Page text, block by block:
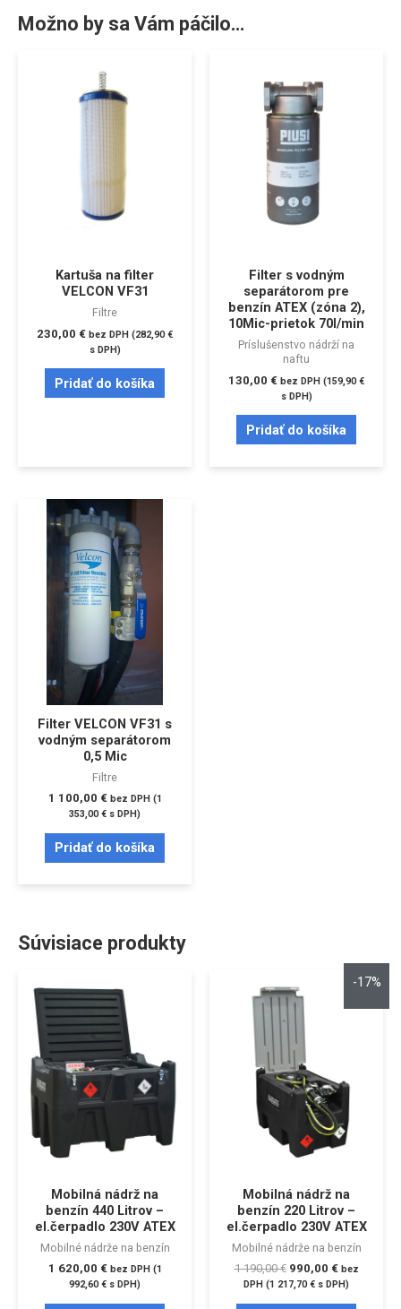
Možno by sa Vám páčilo…
Kartuša na filter
VELCON VF31
Filtre
230,00 € bez DPH (282,90€
s DPH)
Pridať do košíka
Filter s vodným
separátorom pre
benzín ATEX (zóna 2),
10Mic-prietok 70l/min
Príslušenstvo nádrží na
naftu
130,00 € bez DPH (159,90€
s DPH)
Pridať do košíka
Filter VELCON VF31 s
vodným separátorom
0,5 Mic
Filtre
1 100,00 € bez DPH (1
353,00€ s DPH)
Pridať do košíka
Súvisiace produkty
Mobilná nádrž na
benzín 440 Litrov –
el.čerpadlo 230V ATEX
Mobilné nádrže na benzín
1 620,00 € bez DPH (1
992,60€ s DPH)
-17%
Mobilná nádrž na
benzín 220 Litrov –
el.čerpadlo 230V ATEX
Mobilné nádrže na benzín
1 190,00€ 990,00 € bez
DPH (1 217,70€ s DPH)